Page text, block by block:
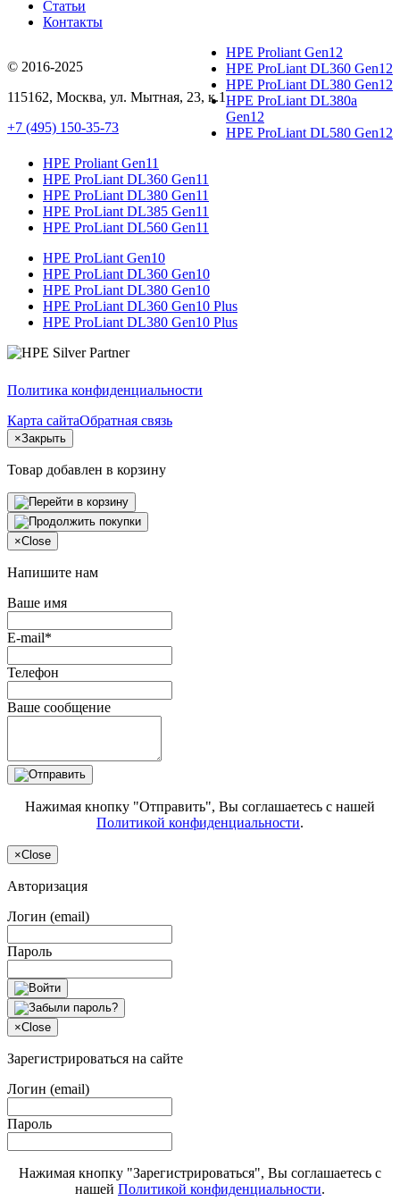
Статьи
Контакты
© 2016-2025
115162, Москва, ул. Мытная, 23, к.1
+7 (495) 150-35-73
HPE Proliant Gen12
HPE ProLiant DL360 Gen12
HPE ProLiant DL380 Gen12
HPE ProLiant DL380a
Gen12
HPE ProLiant DL580 Gen12
HPE Proliant Gen11
HPE ProLiant DL360 Gen11
HPE ProLiant DL380 Gen11
HPE ProLiant DL385 Gen11
HPE ProLiant DL560 Gen11
HPE ProLiant Gen10
HPE ProLiant DL360 Gen10
HPE ProLiant DL380 Gen10
HPE ProLiant DL360 Gen10 Plus
HPE ProLiant DL380 Gen10 Plus
Политика конфиденциальности
Карта сайтаОбратная связь
×Закрыть
Товар добавлен в корзину
×Close
Напишите нам
Ваше имя
E-mail*
Телефон
Ваше сообщение
Нажимая кнопку "Отправить", Вы соглашаетесь с нашей
Политикой конфиденциальности.
×Close
Авторизация
Логин (email)
Пароль
×Close
Зарегистрироваться на сайте
Логин (email)
Пароль
Нажимая кнопку "Зарегистрироваться", Вы соглашаетесь с
нашей Политикой конфиденциальности.